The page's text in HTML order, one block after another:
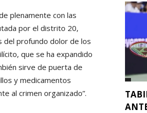
plenamente con las
por el distrito 20,
del profundo dolor de los
que se ha expandido
sirve de puerta de
y medicamentos
al crimen organizado”.